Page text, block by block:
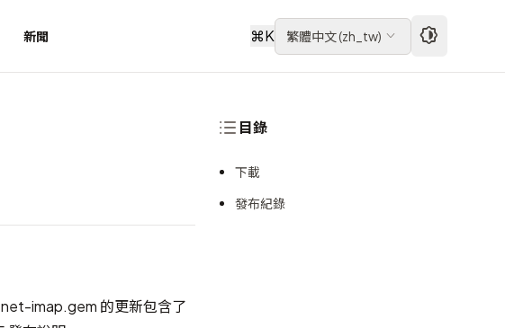
新聞 ⌘K 繁體中文(zh_tw)
imap.gem 的更新包含了
目錄
下載
發布紀錄